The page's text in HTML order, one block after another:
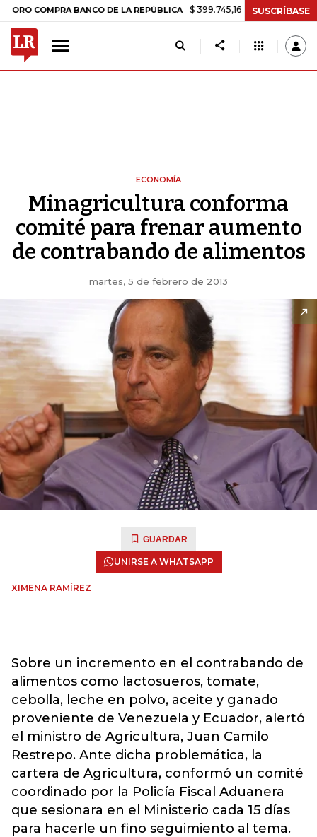
BANCO DE LA REPÚBLICA $ 399.745,16 +$ 2.295,71 +0,58%
SUSCRÍBASE
ECONOMÍA
Minagricultura conforma
comité para frenar aumento
de contrabando de alimentos
martes, 5 de febrero de 2013
GUARDAR
UNIRSE A WHATSAPP
XIMENA RAMÍREZ
Sobre un incremento en el contrabando de
alimentos como lactosueros, tomate,
cebolla, leche en polvo, aceite y ganado
proveniente de Venezuela y Ecuador, alertó
el ministro de Agricultura, Juan Camilo
Restrepo. Ante dicha problemática, la
cartera de Agricultura, conformó un comité
coordinado por la Policía Fiscal Aduanera
que sesionara en el Ministerio cada 15 días
para hacerle un fino seguimiento al tema.